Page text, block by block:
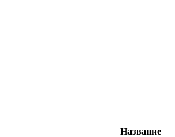
Название